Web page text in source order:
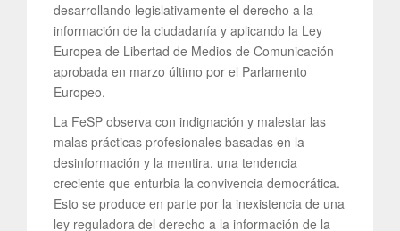
desarrollando legislativamente el derecho a la
información de la ciudadanía y aplicando la Ley
Europea de Libertad de Medios de Comunicación
aprobada en marzo último por el Parlamento
Europeo.
La FeSP observa con indignación y malestar las
malas prácticas profesionales basadas en la
desinformación y la mentira, una tendencia
creciente que enturbia la convivencia democrática.
Esto se produce en parte por la inexistencia de una
ley reguladora del derecho a la información de la